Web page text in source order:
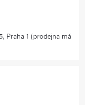
Praha 1 (prodejna má